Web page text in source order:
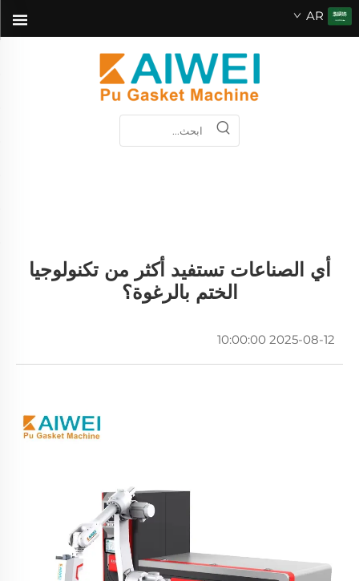
AR
أي الصناعات تستفيد أكثر من تكنولوجيا
الختم بالرغوة؟
2025-08-12 10:00:00